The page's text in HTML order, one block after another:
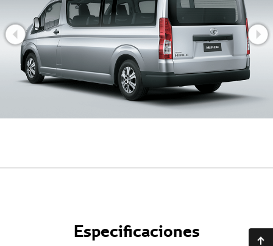
Especificaciones